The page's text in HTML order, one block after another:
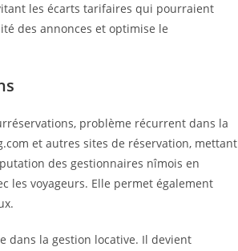
les écarts tarifaires qui pourraient
des annonces et optimise le
problème récurrent dans la
et autres sites de réservation, mettant
des gestionnaires nîmois en
les voyageurs. Elle permet également
dans la gestion locative. Il devient